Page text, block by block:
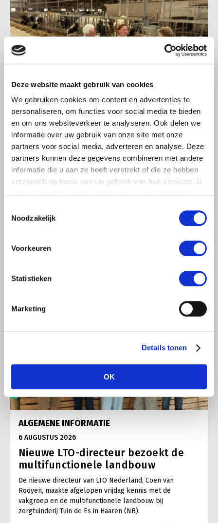
Deze website maakt gebruik van cookies
We gebruiken cookies om content en advertenties te
personaliseren, om functies voor social media te bieden
en om ons websiteverkeer te analyseren. Ook delen we
informatie over uw gebruik van onze site met onze
partners voor social media, adverteren en analyse. Deze
partners kunnen deze gegevens combineren met andere
informatie die u aan ze heeft verstrekt of die ze hebben
verzameld op basis van uw gebruik van hun services. U
Noodzakelijk
Voorkeuren
Statistieken
Marketing
Details tonen
OK
LTO LOBBY
6 AUGUSTUS 2026
Kamerlid Goudzwaard (JA21)
bezoekt melkveehouderij in
Súdwest-Fryslân
Ronald Oenema op het melkveebedrijf van Jolmer de
Vries in It Heidenskip.
Lees meer
ALGEMENE INFORMATIE
6 AUGUSTUS 2026
Nieuwe LTO-directeur bezoekt de
multifunctionele landbouw
De nieuwe directeur van LTO Nederland, Coen van
Rooyen, maakte afgelopen vrijdag kennis met de
vakgroep en de multifunctionele landbouw bij
zorgtuinderij Tuin de Es in Haaren (NB).